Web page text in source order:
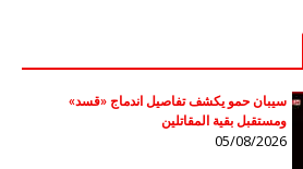
سيبان حمو يكشف تفاصيل اندماج «قسد»
ومستقبل بقية المقاتلين
05/08/2026